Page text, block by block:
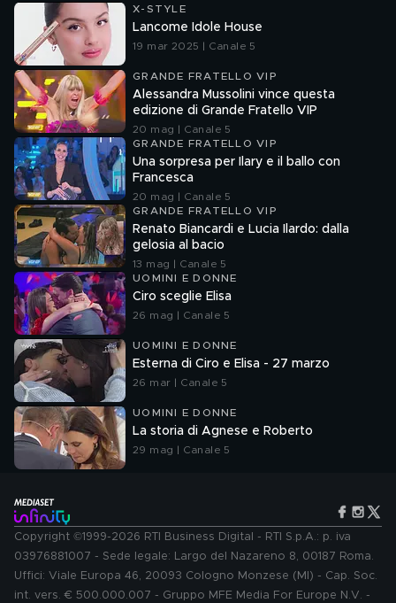
X-STYLE
Lancome Idole House
19 mar 2025 | Canale 5
GRANDE FRATELLO VIP
Alessandra Mussolini vince questa
edizione di Grande Fratello VIP
20 mag | Canale 5
GRANDE FRATELLO VIP
Una sorpresa per Ilary e il ballo con
Francesca
20 mag | Canale 5
GRANDE FRATELLO VIP
Renato Biancardi e Lucia Ilardo: dalla
gelosia al bacio
13 mag | Canale 5
UOMINI E DONNE
Ciro sceglie Elisa
26 mag | Canale 5
UOMINI E DONNE
Esterna di Ciro e Elisa - 27 marzo
26 mar | Canale 5
UOMINI E DONNE
La storia di Agnese e Roberto
29 mag | Canale 5
Copyright ©1999-2026 RTI Business Digital - RTI S.p.A.: p. iva
03976881007 - Sede legale: Largo del Nazareno 8, 00187 Roma.
Uffici: Viale Europa 46, 20093 Cologno Monzese (MI) - Cap. Soc.
int. vers. € 500.000.007 - Gruppo MFE Media For Europe N.V. -